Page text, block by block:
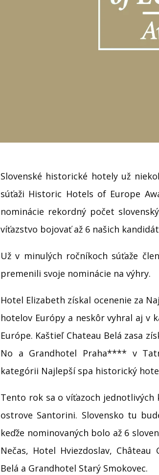
Slovenské historické hotely už
súťaži Historic Hotels of Europe
nominácie rekordný počet
víťazstvo bojovať až 6 našich
Už v minulých ročníkoch súťaže
premenili svoje nominácie na výhry.
Hotel Elizabeth získal ocenenie za
hotelov Európy a neskôr vyhral aj v
Európe. Kaštieľ Chateau Belá zasa
No a Grandhotel Praha**** v
kategórii Najlepší spa historický
Tento rok sa o víťazoch
ostrove Santorini. Slovensko tu
keďže nominovaných bolo až 6
Nečas, Hotel Hviezdoslav,
Belá a Grandhotel Starý Smokovec.